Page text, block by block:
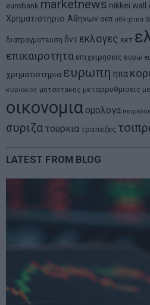
eurobank marketnews nikkei wall
Χρηματιστηριο Αθηνων αεπ αθλητικα
διαπραγματευση δντ εκλογες εκτ
επικαιροτητα επιχειρησεις ευρω
χρηματιστηρια ευρωπη ηπα
κυριακος μητσοτακης μεταρρυθμισεις
οικονομια ομολογα
συριζα τουρκια τραπεζες
LATEST FROM BLOG